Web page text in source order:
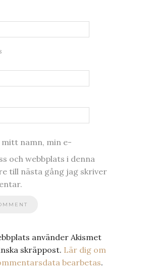
mitt namn, min e-
och webbplats i denna
till nästa gång jag skriver
använder Akismet
skräppost. Lär dig om
bearbetas.